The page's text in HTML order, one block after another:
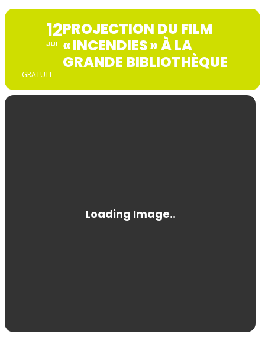
12
JUI
PROJECTION DU FILM
« INCENDIES » À LA
GRANDE BIBLIOTHÈQUE
- GRATUIT